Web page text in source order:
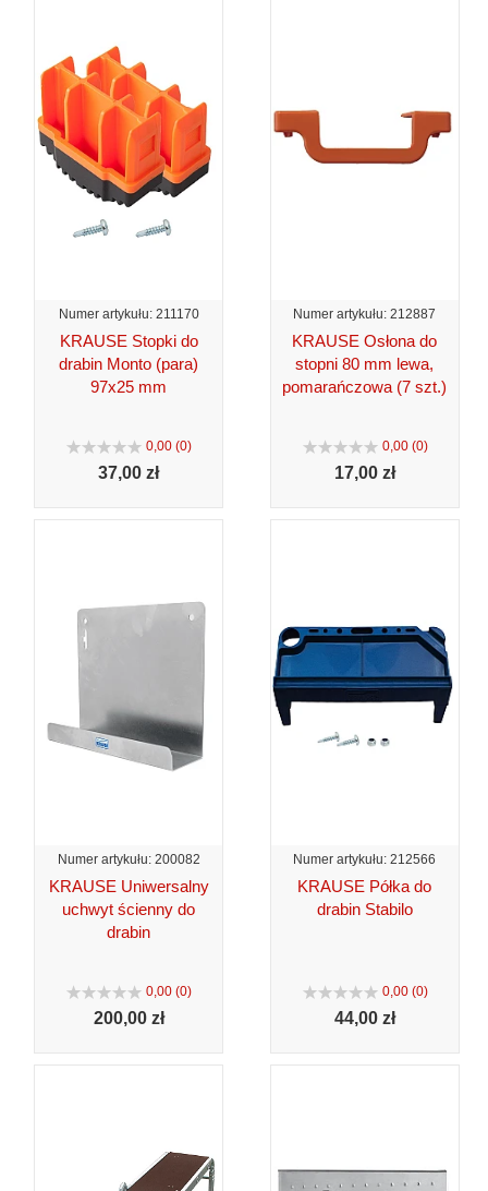
Numer artykułu: 211170
KRAUSE Stopki do
drabin Monto (para)
97x25 mm
0,00 (0)
37,00 zł
Numer artykułu: 212887
KRAUSE Osłona do
stopni 80 mm lewa,
pomarańczowa (7 szt.)
0,00 (0)
17,00 zł
Numer artykułu: 200082
KRAUSE Uniwersalny
uchwyt ścienny do
drabin
0,00 (0)
200,00 zł
Numer artykułu: 212566
KRAUSE Półka do
drabin Stabilo
0,00 (0)
44,00 zł